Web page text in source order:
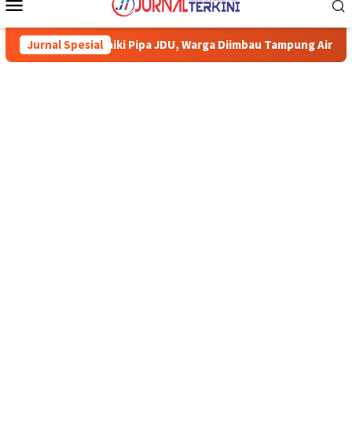
Mobile
Jurnal Spesial
Perbaiki Pipa JDU, Warga Diimbau Tampung Air